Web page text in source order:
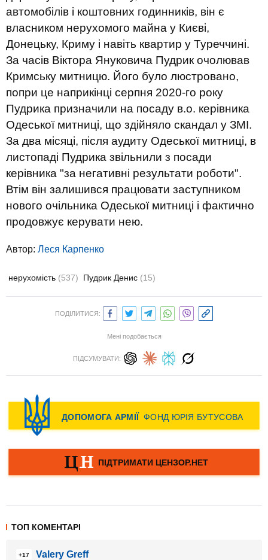
автомобілів і коштовних годинників, він є
власником нерухомого майна у Києві,
Донецьку, Криму і навіть квартир у Туреччині.
За часів Віктора Януковича Пудрик очолював
Кримську митницю. Його було люстровано,
попри це наприкінці серпня 2020-го року
Пудрика призначили на посаду в.о. керівника
Одеської митниці, що здійняло скандал у ЗМІ.
За два місяці, після аудиту Одеської митниці, в
листопаді Пудрика звільнили з посади
керівника "за негативні результати роботи".
Втім він залишився працювати заступником
нового очільника Одеської митниці і фактично
продовжує керувати нею.
Автор: Леся Карпенко
нерухомість (537) Пудрик Денис (15)
ПОДІЛИТИСЯ:
Мені подобається
ПІДСУМУВАТИ:
ТОП КОМЕНТАРІ
+17 Valery Greff